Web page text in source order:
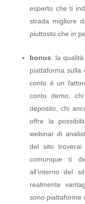
esperto che ti
strada migliore
piuttosto che in
bonus: la
piattaforma
conto è un
conto demo,
deposito, chi
offre la
webinar di
del sito
comunque ti
all’interno del
realmente
sono piattaforme